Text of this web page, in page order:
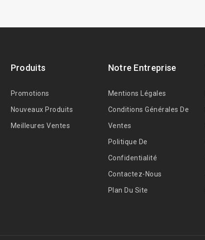
Produits
Promotions
Nouveaux Produits
Meilleures Ventes
Notre Entreprise
Mentions Légales
Conditions Générales De
Ventes
Politique De
Confidentialité
Contactez-Nous
Plan Du Site